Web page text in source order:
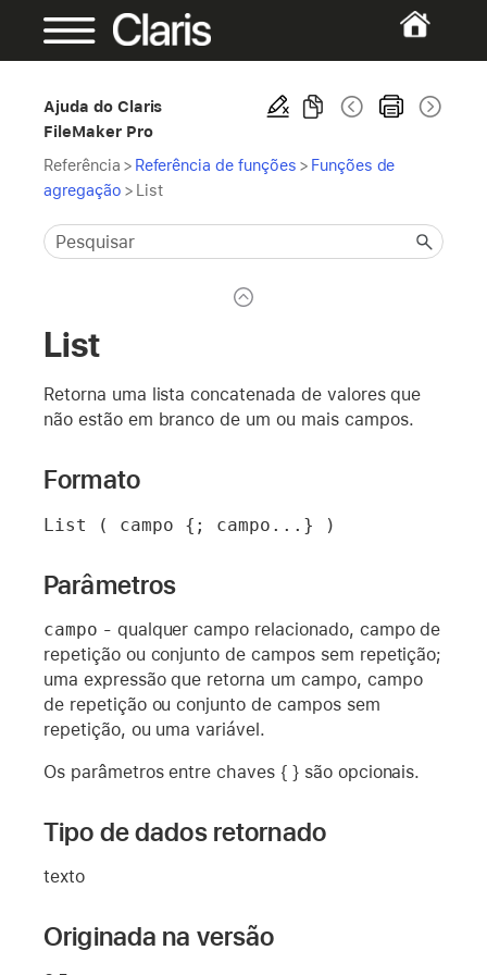
Ajuda do Claris
FileMaker Pro
Referência > Referência de funções > Funções de
agregação > List
List
Retorna uma lista concatenada de valores que
não estão em branco de um ou mais campos.
Formato
List ( campo {; campo...} )
Parâmetros
campo - qualquer campo relacionado, campo de
repetição ou conjunto de campos sem repetição;
uma expressão que retorna um campo, campo
de repetição ou conjunto de campos sem
repetição, ou uma variável.
Os parâmetros entre chaves { } são opcionais.
Tipo de dados retornado
texto
Originada na versão